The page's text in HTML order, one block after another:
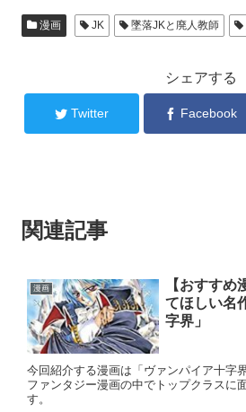
漫画 JK 墜落JKと廃人教師
シェアする
Twitter Facebook
関連記事
漫画
【おすすめ
てほしい名
字界」
今回紹介する漫画は「ヴァンパイア十字
ファンタジー漫画の中でトップクラスに
す。